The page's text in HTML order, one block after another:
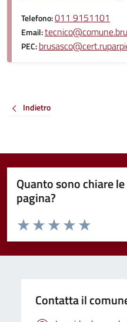
Telefono:011 9151101
Email:
PEC:
Indietro
Quanto sono chiare
pagina?
Valuta da 1 a 5 stelle la pagina
Valuta 5
Valuta 4 stelle
Valuta 3 stelle su 5
Valuta 2 stelle su 5
Valuta 1 stelle su 5
Contatta il